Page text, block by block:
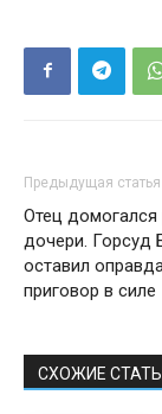
Предыдущая статья
Отец домогался
дочери. Горсуд
оставил
приговор в силе
СХОЖИЕ